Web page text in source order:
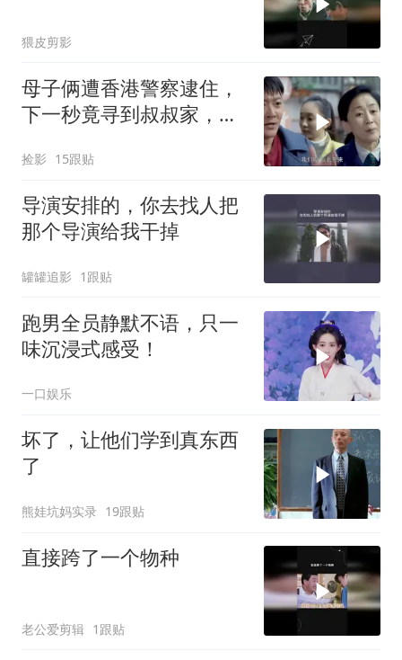
猥皮剪影
母子俩遭香港警察逮住，
下一秒竟寻到叔叔家，瞬
捡影 15跟贴
导演安排的，你去找人把
那个导演给我干掉
罐罐追影 1跟贴
跑男全员静默不语，只一
味沉浸式感受！
一口娱乐
坏了，让他们学到真东西
了
熊娃坑妈实录 19跟贴
直接跨了一个物种
老公爱剪辑 1跟贴